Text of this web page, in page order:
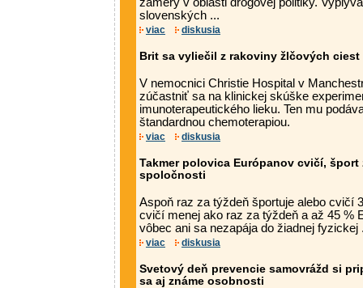
slovenských ...
viac diskusia
Brit sa vyliečil z rakoviny žlčových
V nemocnici Christie Hospital v
zúčastniť sa na klinickej skúške
imunoterapeutického lieku. Ten mu
štandardnou chemoterapiou.
viac diskusia
Takmer polovica Európanov cvičí,
spoločnosti
Aspoň raz za týždeň športuje alebo cvičí
cvičí menej ako raz za týždeň a až 45 %
vôbec ani sa nezapája do žiadnej fyzickej
viac diskusia
Svetový deň prevencie samovrážd si
sa aj známe osobnosti